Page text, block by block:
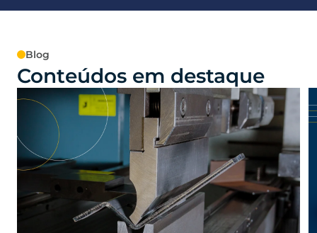
Blog
Conteúdos em destaque